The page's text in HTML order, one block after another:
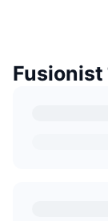
Fusionist